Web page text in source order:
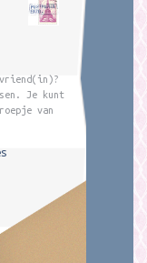
Je kunt
van